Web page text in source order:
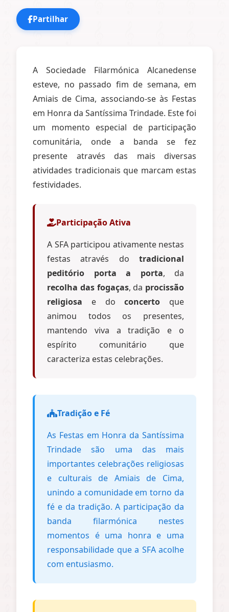
Partilhar
A Sociedade Filarmónica Alcanedense
esteve, no passado fim de semana, em
Amiais de Cima, associando-se às Festas
em Honra da Santíssima Trindade. Este foi
um momento especial de participação
comunitária, onde a banda se fez
presente através das mais diversas
atividades tradicionais que marcam estas
festividades.
Participação Ativa
A SFA participou ativamente nestas
festas através do tradicional
peditório porta a porta, da
recolha das fogaças, da procissão
religiosa e doconcerto que
animou todos os presentes,
mantendo viva a tradição e o
espírito comunitário que
caracteriza estas celebrações.
Tradição e Fé
As Festas em Honra da Santíssima
Trindade são uma das mais
importantes celebrações religiosas
e culturais de Amiais de Cima,
unindo a comunidade em torno da
fé e da tradição. A participação da
banda filarmónica nestes
momentos é uma honra e uma
responsabilidade que a SFA acolhe
com entusiasmo.